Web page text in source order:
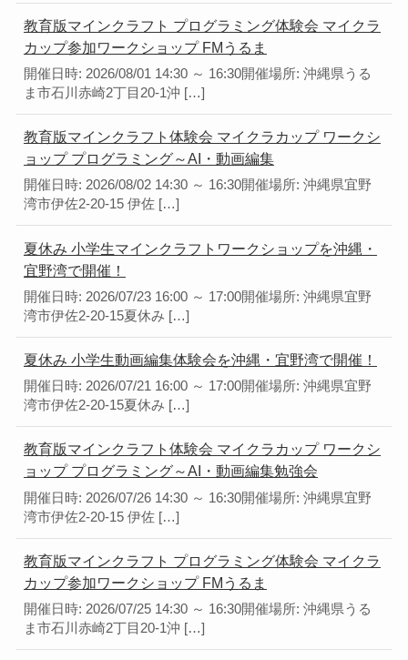
教育版マインクラフト プログラミング体験会 マイクラ
カップ参加ワークショップ FMうるま
開催日時: 2026/08/01 14:30 ～ 16:30開催場所: 沖縄県うる
ま市石川赤崎2丁目20-1沖 […]
教育版マインクラフト体験会 マイクラカップ ワークシ
ョップ プログラミング～AI・動画編集
開催日時: 2026/08/02 14:30 ～ 16:30開催場所: 沖縄県宜野
湾市伊佐2-20-15 伊佐 […]
夏休み 小学生マインクラフトワークショップを沖縄・
宜野湾で開催！
開催日時: 2026/07/23 16:00 ～ 17:00開催場所: 沖縄県宜野
湾市伊佐2-20-15夏休み […]
夏休み 小学生動画編集体験会を沖縄・宜野湾で開催！
開催日時: 2026/07/21 16:00 ～ 17:00開催場所: 沖縄県宜野
湾市伊佐2-20-15夏休み […]
教育版マインクラフト体験会 マイクラカップ ワークシ
ョップ プログラミング～AI・動画編集勉強会
開催日時: 2026/07/26 14:30 ～ 16:30開催場所: 沖縄県宜野
湾市伊佐2-20-15 伊佐 […]
教育版マインクラフト プログラミング体験会 マイクラ
カップ参加ワークショップ FMうるま
開催日時: 2026/07/25 14:30 ～ 16:30開催場所: 沖縄県うる
ま市石川赤崎2丁目20-1沖 […]